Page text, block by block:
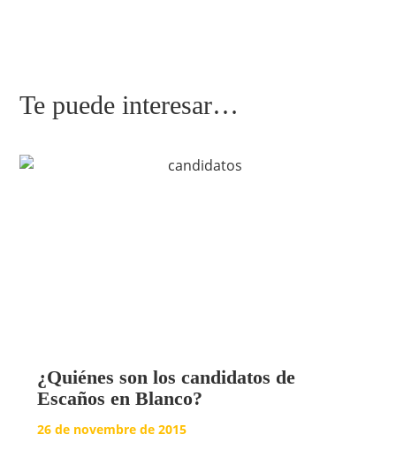
Te puede interesar…
¿Quiénes son los candidatos de
Escaños en Blanco?
26 de novembre de 2015